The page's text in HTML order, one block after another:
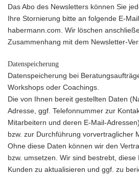
Das Abo des Newsletters können Sie
Ihre Stornierung bitte an folgende E-
habermann.com. Wir löschen
Zusammenhang mit dem Newsletter-
Datenspeicherung
Datenspeicherung bei
Workshops oder Coachings.
Die von Ihnen bereit gestellten Daten
Adresse, ggf. Telefonnummer zur
Mitarbeitern und deren E-Mail-
bzw. zur Durchführung vorvertraglicher
Ohne diese Daten können wir den
bzw. umsetzen. Wir sind bestrebt,
Kunden zu aktualisieren und ggf. zu